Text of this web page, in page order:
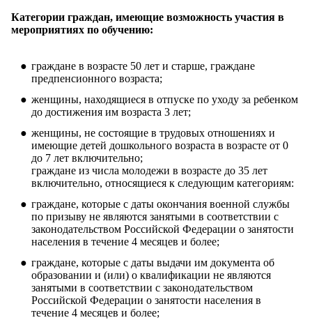
Категории граждан, имеющие возможность участия в
мероприятиях по обучению:
граждане в возрасте 50 лет и старше, граждане
предпенсионного возраста;
женщины, находящиеся в отпуске по уходу за ребенком
до достижения им возраста 3 лет;
женщины, не состоящие в трудовых отношениях и
имеющие детей дошкольного возраста в возрасте от 0
до 7 лет включительно;
граждане из числа молодежи в возрасте до 35 лет
включительно, относящиеся к следующим категориям:
граждане, которые с даты окончания военной службы
по призыву не являются занятыми в соответствии с
законодательством Российской Федерации о занятости
населения в течение 4 месяцев и более;
граждане, которые с даты выдачи им документа об
образовании и (или) о квалификации не являются
занятыми в соответствии с законодательством
Российской Федерации о занятости населения в
течение 4 месяцев и более;